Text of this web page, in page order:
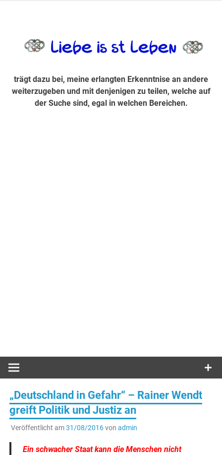
Suche sind, egal in welchen Bereichen.
trägt dazu bei, meine erlangten Erkenntnise an andere
weiterzugeben und mit denjenigen zu teilen, welche auf
der Suche sind, egal in welchen Bereichen.
„Deutschland in Gefahr“ – Rainer Wendt
greift Politik und Justiz an
Veröffentlicht am31/08/2016von admin
Ein schwacher Staat kann die Menschen nicht